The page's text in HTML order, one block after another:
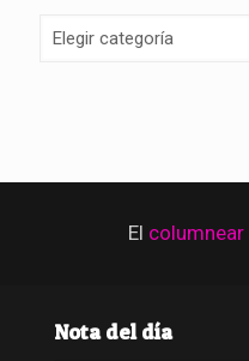
El columnear
Nota del día